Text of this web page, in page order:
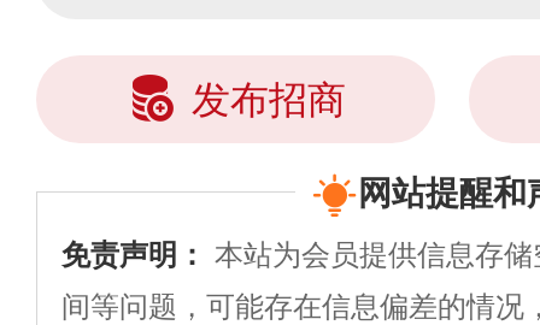
发布招商
网站提醒和
免责声明： 本站为会员提供信息存
间等问题，可能存在信息偏差的情况